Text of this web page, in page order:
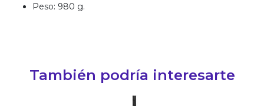
Peso: 980 g.
También podría interesarte